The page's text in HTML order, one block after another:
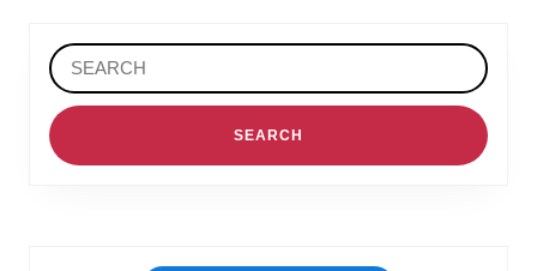
Search
for: